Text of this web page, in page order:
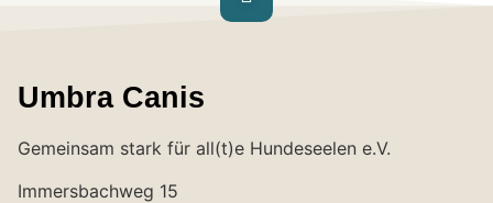
Umbra Canis
Gemeinsam stark für all(t)e Hundeseelen e.V.
Immersbachweg 15